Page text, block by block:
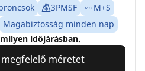
3PMSF
M+S
Magabiztosság minden nap
időjárásban.
megfelelő méretet